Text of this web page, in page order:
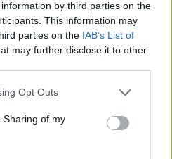
by third parties on the
This information may
parties on the IAB’s List of
may further disclose it to other
app uses one or more Google
behaviour. You may click to
and its third-party tags to
purposes in below Google
Opt Outs
Sharing of my
19:12
κατάλαβες ποιος είναι ο